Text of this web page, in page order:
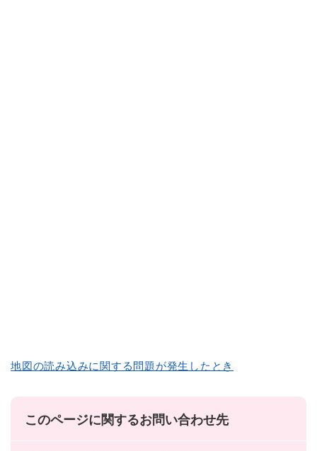
地図の読み込みに関する問題が発生したとき
このページに関するお問い合わせ先